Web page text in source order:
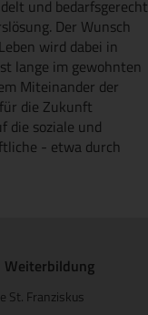
und bedarfsgerecht
Der Wunsch
wird dabei in
lange im gewohnten
Miteinander der
die Zukunft
die soziale und
- etwa durch
Weiterbildung
St. Franziskus